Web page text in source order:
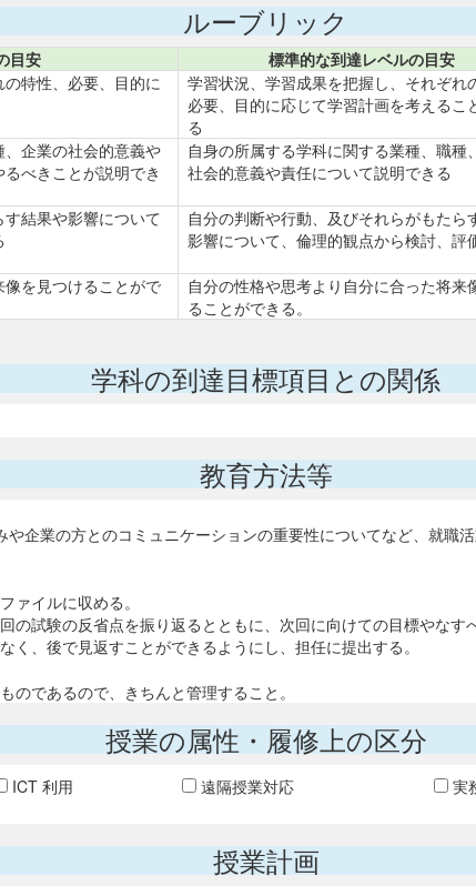
ルーブリック
目安 標準的な到達レベルの目安
特性、必要、目的に
学習状況、学習成果を把握し、それぞれ
必要、目的に応じて学習計画を考えるこ
る
企業の社会的意義や
べきことが説明でき
自身の所属する学科に関する業種、職種
社会的意義や責任について説明できる
結果や影響について
自分の判断や行動、及びそれらがもたら
影響について、倫理的観点から検討、評
を見つけることがで
自分の性格や思考より自分に合った将来
ることができる。
学科の到達目標項目との関係
教育方法等
企業の方とのコミュニケーションの重要性についてなど、就職
ァイルに収める。
試験の反省点を振り返るとともに、次回に向けての目標やなす
、後で見返すことができるようにし、担任に提出する。
であるので、きちんと管理すること。
授業の属性・履修上の区分
ICT 利用 遠隔授業対応 実
授業計画